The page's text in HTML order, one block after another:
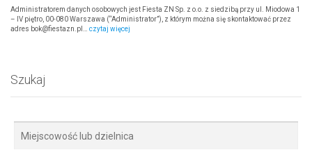
Administratorem danych osobowych jest Fiesta ZN Sp. z o.o. z siedzibą przy ul. Miodowa 1
– IV piętro, 00-080 Warszawa (“Administrator”), z którym można się skontaktować przez
adres bok@fiestazn.pl… czytaj więcej
Szukaj